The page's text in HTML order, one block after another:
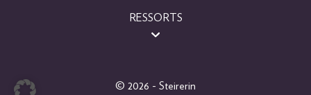
RESSORTS
© 2026 - Steirerin